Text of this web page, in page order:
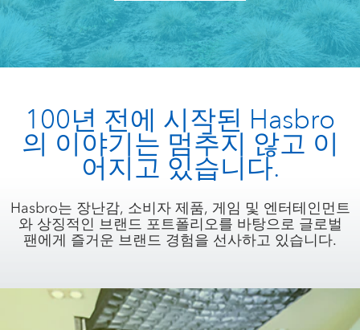
100년 전에 시작된 Hasbro
의 이야기는 멈추지 않고 이
어지고 있습니다.
Hasbro는 장난감, 소비자 제품, 게임 및 엔터테인먼트
와 상징적인 브랜드 포트폴리오를 바탕으로 글로벌
팬에게 즐거운 브랜드 경험을 선사하고 있습니다.